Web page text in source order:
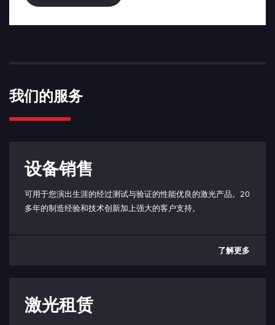
我们的服务
设备销售
可用于您演出生涯的经过测试与验证的性能优良的激光产品。20
多年的制造经验和技术创新加上强大的客户支持。
了解更多
激光租赁